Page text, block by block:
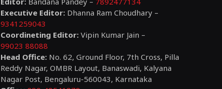
Executive Editor: Dhanna Ram Choudhary –
9341259043
Coordineting Editor: Vipin Kumar Jain –
99023 88088
Head Office: No. 62, Ground Floor, 7th Cross, Pilla
Reddy Nagar, OMBR Layout, Banaswadi, Kalyana
Nagar Post, Bengaluru-560043, Karnataka